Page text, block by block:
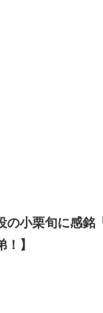
小栗旬に感銘
】